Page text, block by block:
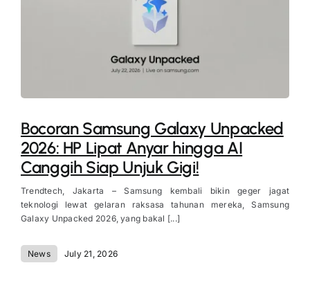
Bocoran Samsung Galaxy Unpacked
2026: HP Lipat Anyar hingga AI
Canggih Siap Unjuk Gigi!
Trendtech, Jakarta – Samsung kembali bikin geger jagat
teknologi lewat gelaran raksasa tahunan mereka, Samsung
Galaxy Unpacked 2026, yang bakal [...]
News July 21, 2026